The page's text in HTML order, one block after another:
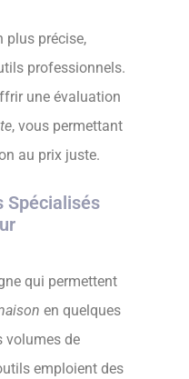
plus précise,
professionnels.
une évaluation
, vous permettant
au prix juste.
Spécialisés
qui permettent
en quelques
volumes de
emploient des